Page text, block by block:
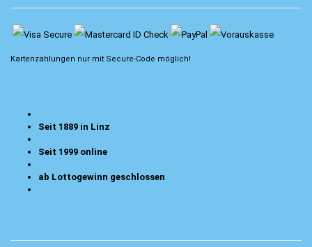
Kartenzahlungen nur mit Secure-Code möglich!
Seit 1889 in Linz
Seit 1999 online
ab Lottogewinn geschlossen